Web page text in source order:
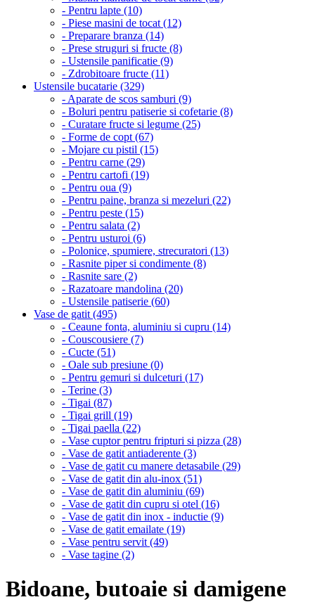
- Pentru lapte (10)
- Piese masini de tocat (12)
- Preparare branza (14)
- Prese struguri si fructe (8)
- Ustensile panificatie (9)
- Zdrobitoare fructe (11)
Ustensile bucatarie (329)
- Aparate de scos samburi (9)
- Boluri pentru patiserie si cofetarie (8)
- Curatare fructe si legume (25)
- Forme de copt (67)
- Mojare cu pistil (15)
- Pentru carne (29)
- Pentru cartofi (19)
- Pentru oua (9)
- Pentru paine, branza si mezeluri (22)
- Pentru peste (15)
- Pentru salata (2)
- Pentru usturoi (6)
- Polonice, spumiere, strecuratori (13)
- Rasnite piper si condimente (8)
- Rasnite sare (2)
- Razatoare mandolina (20)
- Ustensile patiserie (60)
Vase de gatit (495)
- Ceaune fonta, aluminiu si cupru (14)
- Couscousiere (7)
- Cucte (51)
- Oale sub presiune (0)
- Pentru gemuri si dulceturi (17)
- Terine (3)
- Tigai (87)
- Tigai grill (19)
- Tigai paella (22)
- Vase cuptor pentru fripturi si pizza (28)
- Vase de gatit antiaderente (3)
- Vase de gatit cu manere detasabile (29)
- Vase de gatit din alu-inox (51)
- Vase de gatit din aluminiu (69)
- Vase de gatit din cupru si otel (16)
- Vase de gatit din inox - inductie (9)
- Vase de gatit emailate (19)
- Vase pentru servit (49)
- Vase tagine (2)
Bidoane, butoaie si damigene